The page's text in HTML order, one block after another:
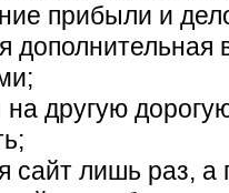
прибыли и
дополнительная
другую
сайт лишь раз, а